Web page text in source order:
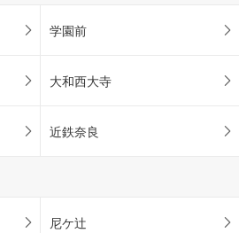
学園前
大和西大寺
近鉄奈良
尼ケ辻